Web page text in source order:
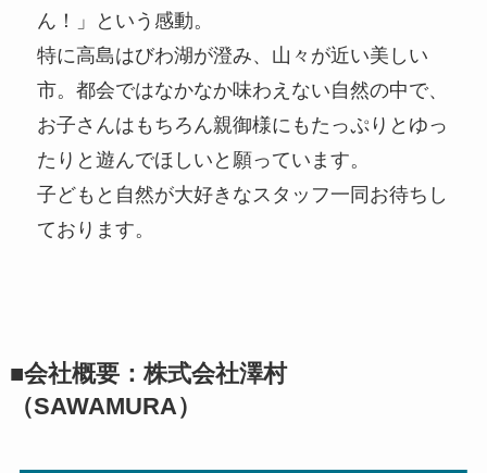
ん！」という感動。
特に高島はびわ湖が澄み、山々が近い美しい
市。都会ではなかなか味わえない自然の中で、
お子さんはもちろん親御様にもたっぷりとゆっ
たりと遊んでほしいと願っています。
子どもと自然が大好きなスタッフ一同お待ちし
ております。
■会社概要：株式会社澤村
（SAWAMURA）